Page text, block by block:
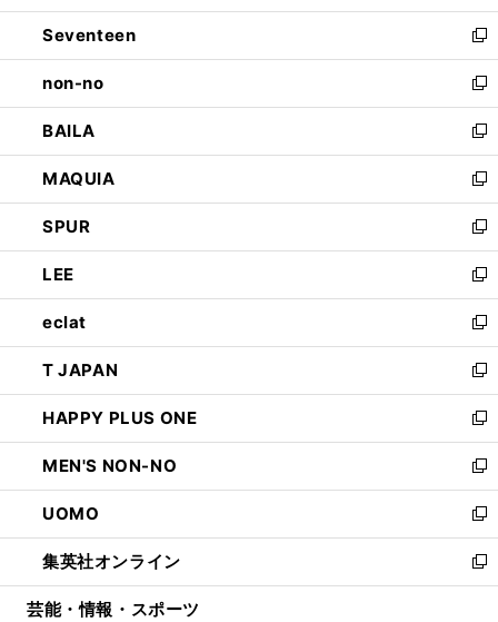
開
く
ウ
で
開
く
ン
ド
ウ
で
開
く
Seventeen
新
し
い
ウ
ィ
ン
ド
ウ
で
開
く
non-no
新
し
い
ウ
ィ
ン
ド
ウ
で
開
く
BAILA
新
し
い
ウ
ィ
ン
ド
ウ
で
開
く
MAQUIA
新
し
い
ウ
ィ
ン
ド
ウ
で
開
く
SPUR
新
し
い
ウ
ィ
ン
ド
ウ
で
開
く
LEE
新
し
い
ウ
ィ
ン
ド
ウ
で
開
く
eclat
新
し
い
ウ
ィ
ン
ド
ウ
で
開
く
T JAPAN
新
し
い
ウ
ィ
ン
ド
ウ
で
開
HAPPY PLUS ONE
新
し
い
ウ
ィ
ン
ド
ウ
MEN'S NON-NO
新
し
い
ウ
ィ
ン
UOMO
新
し
い
ウ
集英社オンライン
新
し
芸能・情報・スポーツ